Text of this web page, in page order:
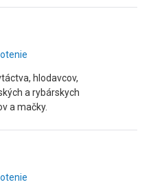
hlodavcov,
a rybárskych
a mačky.